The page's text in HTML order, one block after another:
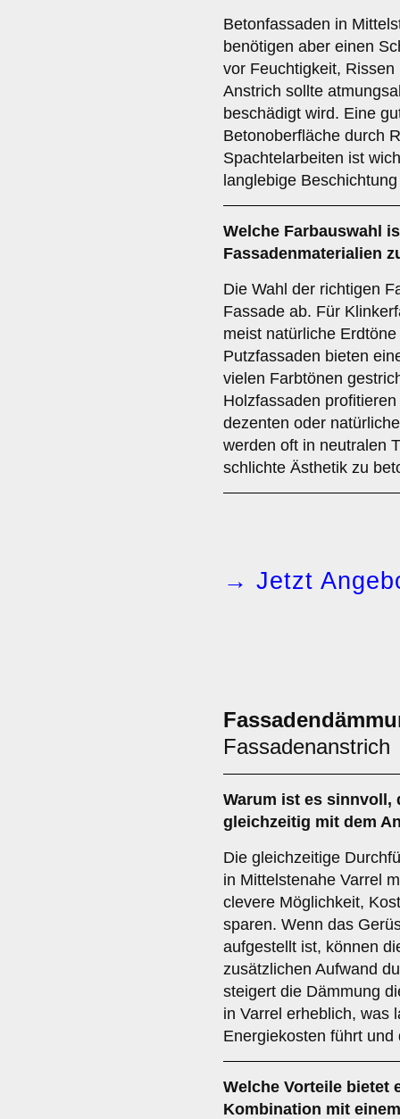
Betonfassaden in
benötigen aber einen
vor Feuchtigkeit,
Anstrich sollte
beschädigt wird. Eine
Betonoberfläche durch
Spachtelarbeiten ist
langlebige
Welche Farbauswahl
Fassadenmaterialien
Die Wahl der richtigen
Fassade ab. Für
meist natürliche
Putzfassaden bieten
vielen Farbtönen
Holzfassaden
dezenten oder
werden oft in neutralen
schlichte Ästhetik zu
→ Jetzt
Fassadenanstrich
Warum ist es sinnvoll,
gleichzeitig mit dem
Die gleichzeitige
in Mittelstenahe Varrel
clevere Möglichkeit,
sparen. Wenn das
aufgestellt ist, können
zusätzlichen Aufwand
steigert die Dämmung
in Varrel erheblich, was
Energiekosten führt
Welche Vorteile bietet
Kombination mit